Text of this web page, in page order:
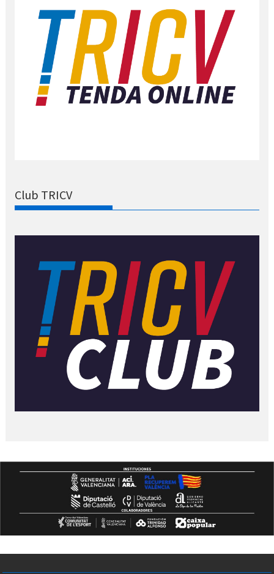
Club TRICV